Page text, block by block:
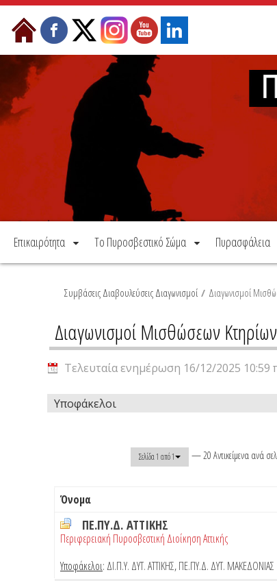
Μετάβαση στο περιεχόμενο
Επικαιρότητα Το Πυροσβεστικό Σώμα Πυρασφάλεια
Συμβάσεις Διαβουλεύσεις Διαγωνισμοί / Διαγωνισμοί
Διαγωνισμοί Μισθώσεων Κτηρίων
Τελευταία ενημέρωση 16/12/2025 10:59
Υποφάκελοι
Σελίδα 1 από 1 — 20 Αντικείμενα ανά
Όνομα
ΠΕ.ΠΥ.Δ. ΑΤΤΙΚΗΣ
Περιφερειακή Πυροσβεστική Διοίκηση Αττικής
Υποφάκελοι: ΔΙ.Π.Υ. ΔΥΤ. ΑΤΤΙΚΗΣ,ΠΕ.ΠΥ.Δ. ΔΥΤ. ΜΑΚΕΔΟΝΙΑΣ